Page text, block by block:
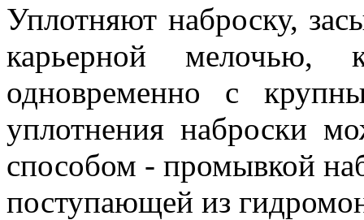
Уплотняют наброску,
карьерной мелочью,
одновременно с
уплотнения наброски
способом - промывкой
поступающей из